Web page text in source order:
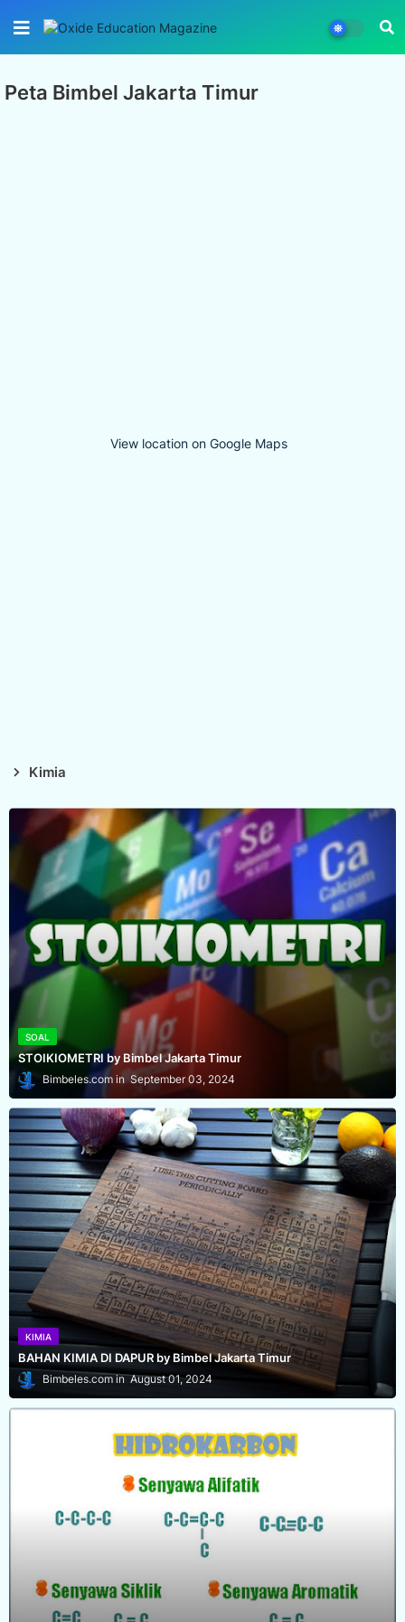
Peta Bimbel Jakarta Timur
View location on Google Maps
Kimia
SOAL
STOIKIOMETRI by Bimbel Jakarta Timur
Bimbeles.com September 03, 2024
KIMIA
BAHAN KIMIA DI DAPUR by Bimbel Jakarta Timur
Bimbeles.com August 01, 2024